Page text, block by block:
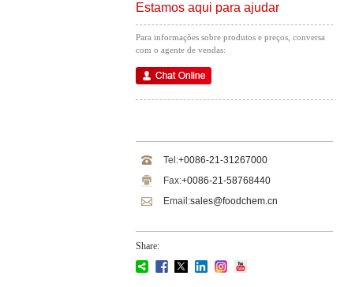
Estamos aqui para ajudar
Para informações sobre produtos e preços, conversa
com o agente de vendas:
Tel:+0086-21-31267000
Fax:+0086-21-58768440
Email:sales@foodchem.cn
Share: